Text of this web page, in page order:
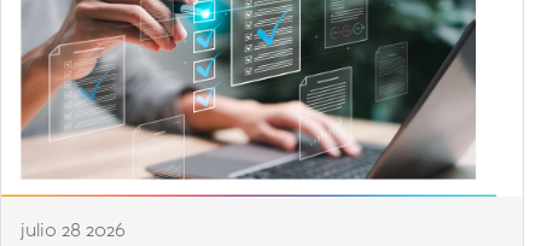
julio 28 2026